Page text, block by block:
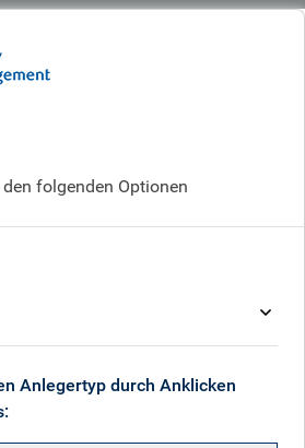
auf Wunsch?
folgenden Optionen
Anlegertyp durch Anklicken